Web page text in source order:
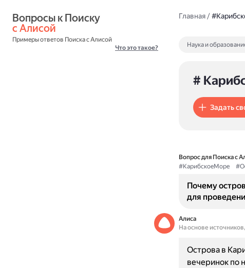
с Алисой
Примеры ответов Поиска с Алисой
Что это такое?
Главная/
Наука и
#
Задать
Вопрос для Поиска с
#КарибскоеМоре
Почему
для
Алиса
На основе
Острова в
вечеринок по